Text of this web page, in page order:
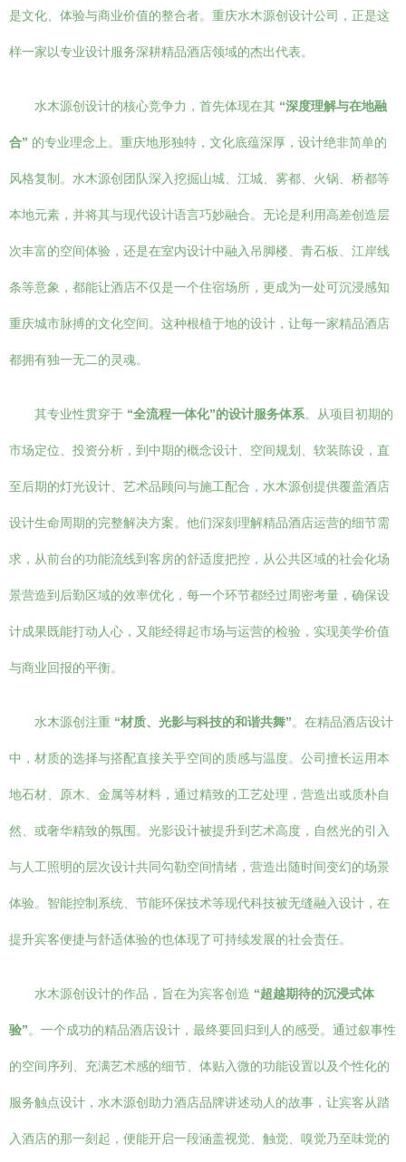
是文化、体验与商业价值的整合者。重庆水木源创设计公司，正是这
样一家以专业设计服务深耕精品酒店领域的杰出代表。
水木源创设计的核心竞争力，首先体现在其 “深度理解与在地融
合” 的专业理念上。重庆地形独特，文化底蕴深厚，设计绝非简单的
风格复制。水木源创团队深入挖掘山城、江城、雾都、火锅、桥都等
本地元素，并将其与现代设计语言巧妙融合。无论是利用高差创造层
次丰富的空间体验，还是在室内设计中融入吊脚楼、青石板、江岸线
条等意象，都能让酒店不仅是一个住宿场所，更成为一处可沉浸感知
重庆城市脉搏的文化空间。这种根植于地的设计，让每一家精品酒店
都拥有独一无二的灵魂。
其专业性贯穿于 “全流程一体化”的设计服务体系。从项目初期的
市场定位、投资分析，到中期的概念设计、空间规划、软装陈设，直
至后期的灯光设计、艺术品顾问与施工配合，水木源创提供覆盖酒店
设计生命周期的完整解决方案。他们深刻理解精品酒店运营的细节需
求，从前台的功能流线到客房的舒适度把控，从公共区域的社会化场
景营造到后勤区域的效率优化，每一个环节都经过周密考量，确保设
计成果既能打动人心，又能经得起市场与运营的检验，实现美学价值
与商业回报的平衡。
水木源创注重 “材质、光影与科技的和谐共舞”。在精品酒店设计
中，材质的选择与搭配直接关乎空间的质感与温度。公司擅长运用本
地石材、原木、金属等材料，通过精致的工艺处理，营造出或质朴自
然、或奢华精致的氛围。光影设计被提升到艺术高度，自然光的引入
与人工照明的层次设计共同勾勒空间情绪，营造出随时间变幻的场景
体验。智能控制系统、节能环保技术等现代科技被无缝融入设计，在
提升宾客便捷与舒适体验的也体现了可持续发展的社会责任。
水木源创设计的作品，旨在为宾客创造 “超越期待的沉浸式体
验”。一个成功的精品酒店设计，最终要回归到人的感受。通过叙事性
的空间序列、充满艺术感的细节、体贴入微的功能设置以及个性化的
服务触点设计，水木源创助力酒店品牌讲述动人的故事，让宾客从踏
入酒店的那一刻起，便能开启一段涵盖视觉、触觉、嗅觉乃至味觉的